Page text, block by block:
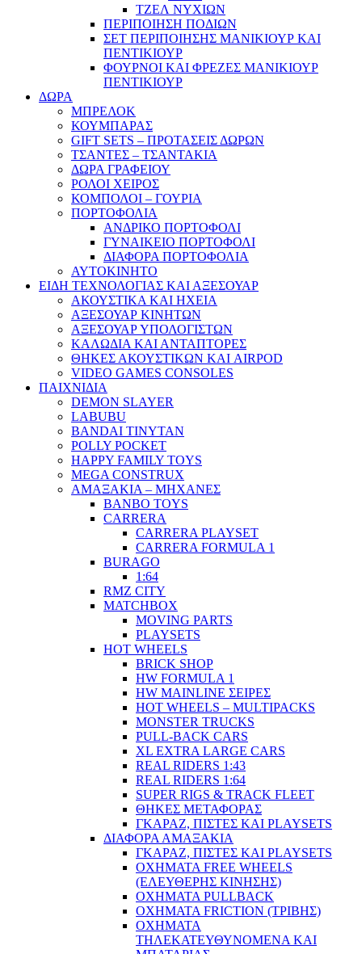
ΤΖΕΛ ΝΥΧΙΩΝ
ΠΕΡΙΠΟΙΗΣΗ ΠΟΔΙΩΝ
ΣΕΤ ΠΕΡΙΠΟΙΗΣΗΣ ΜΑΝΙΚΙΟΥΡ ΚΑΙ
ΠΕΝΤΙΚΙΟΥΡ
ΦΟΥΡΝΟΙ ΚΑΙ ΦΡΕΖΕΣ ΜΑΝΙΚΙΟΥΡ
ΠΕΝΤΙΚΙΟΥΡ
ΔΩΡΑ
ΜΠΡΕΛΟΚ
ΚΟΥΜΠΑΡΑΣ
GIFT SETS – ΠΡΟΤΑΣΕΙΣ ΔΩΡΩΝ
ΤΣΑΝΤΕΣ – ΤΣΑΝΤΑΚΙΑ
ΔΩΡΑ ΓΡΑΦΕΙΟΥ
ΡΟΛΟΙ ΧΕΙΡΟΣ
ΚΟΜΠΟΛΟΙ – ΓΟΥΡΙΑ
ΠΟΡΤΟΦΟΛΙΑ
ΑΝΔΡΙΚΟ ΠΟΡΤΟΦΟΛΙ
ΓΥΝΑΙΚΕΙΟ ΠΟΡΤΟΦΟΛΙ
ΔΙΑΦΟΡΑ ΠΟΡΤΟΦΟΛΙΑ
ΑΥΤΟΚΙΝΗΤΟ
ΕΙΔΗ ΤΕΧΝΟΛΟΓΙΑΣ ΚΑΙ ΑΞΕΣΟΥΑΡ
ΑΚΟΥΣΤΙΚΑ ΚΑΙ ΗΧΕΙΑ
ΑΞΕΣΟΥΑΡ ΚΙΝΗΤΩΝ
ΑΞΕΣΟΥΑΡ ΥΠΟΛΟΓΙΣΤΩΝ
ΚΑΛΩΔΙΑ ΚΑΙ ΑΝΤΑΠΤΟΡΕΣ
ΘΗΚΕΣ ΑΚΟΥΣΤΙΚΩΝ ΚΑΙ AIRPOD
VIDEO GAMES CONSOLES
ΠΑΙΧΝΙΔΙΑ
DEMON SLAYER
LABUBU
BANDAI TINYTAN
POLLY POCKET
HAPPY FAMILY TOYS
MEGA CONSTRUX
ΑΜΑΞΑΚΙΑ – ΜΗΧΑΝΕΣ
BANBO TOYS
CARRERA
CARRERA PLAYSET
CARRERA FORMULA 1
BURAGO
1:64
RMZ CITY
MATCHBOX
MOVING PARTS
PLAYSETS
HOT WHEELS
BRICK SHOP
HW FORMULA 1
HW MAINLINE ΣΕΙΡΕΣ
HOT WHEELS – MULTIPACKS
MONSTER TRUCKS
PULL-BACK CARS
XL EXTRA LARGE CARS
REAL RIDERS 1:43
REAL RIDERS 1:64
SUPER RIGS & TRACK FLEET
ΘΗΚΕΣ ΜΕΤΑΦΟΡΑΣ
ΓΚΑΡΑΖ, ΠΙΣΤΕΣ ΚΑΙ PLAYSETS
ΔΙΑΦΟΡΑ ΑΜΑΞΑΚΙΑ
ΓΚΑΡΑΖ, ΠΙΣΤΕΣ ΚΑΙ PLAYSETS
ΟΧΗΜΑΤΑ FREE WHEELS
(ΕΛΕΥΘΕΡΗΣ ΚΙΝΗΣΗΣ)
ΟΧΗΜΑΤΑ PULLBACK
ΟΧΗΜΑΤΑ FRICTION (ΤΡΙΒΗΣ)
ΟΧΗΜΑΤΑ
ΤΗΛΕΚΑΤΕΥΘΥΝΟΜΕΝΑ ΚΑΙ